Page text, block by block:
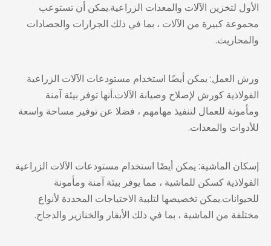
الأول لتخزين الآلات والمعدات الزراعية.يمكن أن تستوعب
مجموعة كبيرة من الآلات ، بما في ذلك الجرارات والحصادات
والمحاريث.
ورش العمل: يمكن أيضًا استخدام مستودعات الآلات الزراعية
الفولاذية كورش لإصلاح وصيانة الآلات.أنها توفر بيئة آمنة
ومأمونة للعمال لتنفيذ مهامهم ، فضلا عن توفير مساحة واسعة
للأدوات والمعدات.
إسكان الماشية: يمكن أيضًا استخدام مستودعات الآلات الزراعية
الفولاذية كسكن للماشية ، مما يوفر بيئة آمنة ومأمونة
للحيوانات.يمكن تخصيصها لتلبية الاحتياجات المحددة لأنواع
مختلفة من الماشية ، بما في ذلك الأبقار والخنازير والدجاج.